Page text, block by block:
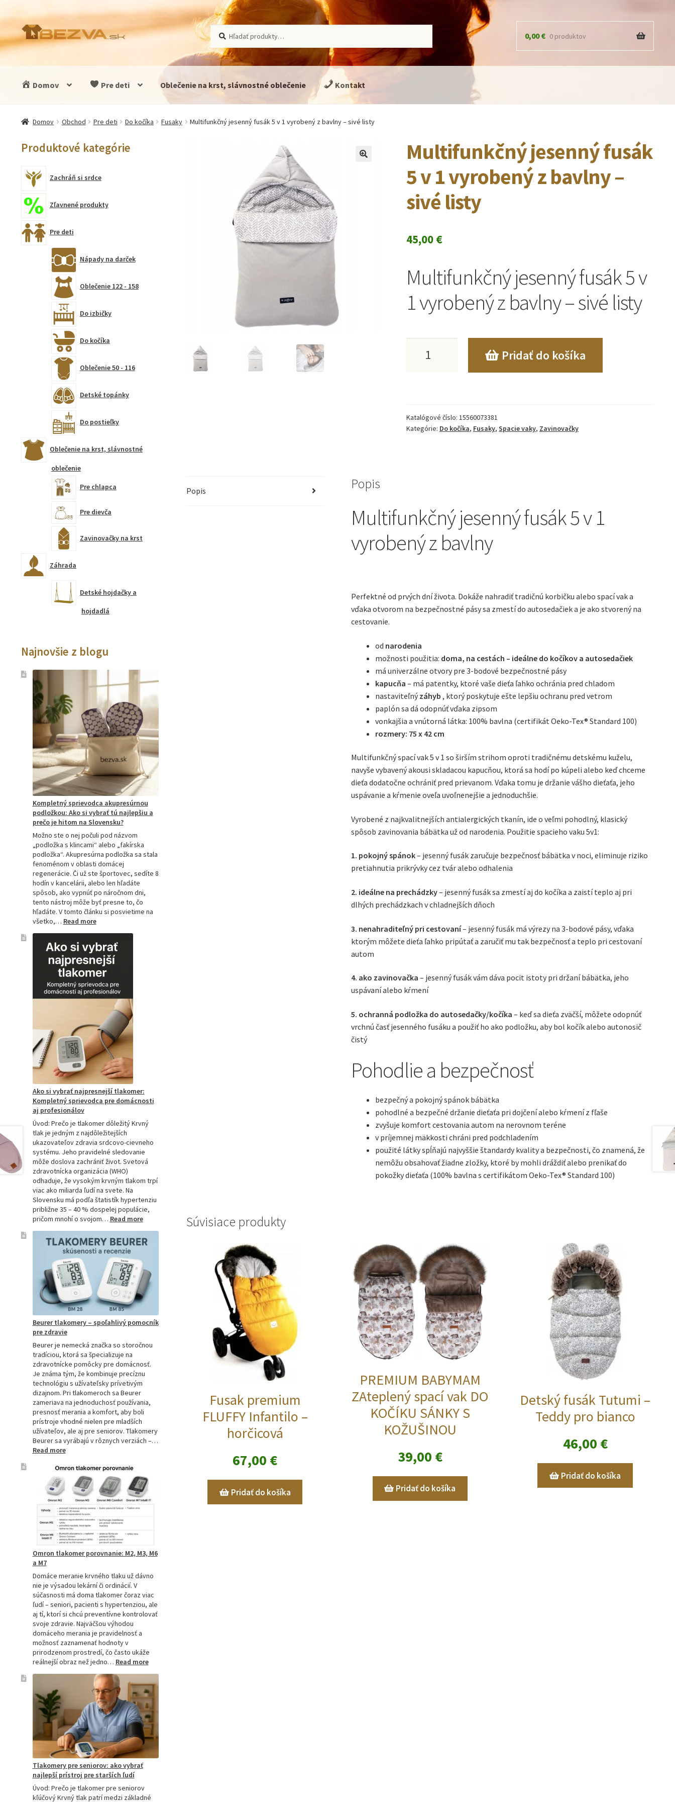
Preskočiť
na
navigáciu
Preskočiť
na
obsah
Hľadať:
Vyhľadávanie
0,00€ 0 produktov
Domov Pre deti Oblečenie na krst, slávnostné oblečenie Kontakt
Domov Obchod Pre deti Do kočíka Fusaky Multifunkčný jesenný fusák 5 v 1 vyrobený z bavlny – sivé listy
Multifunkčný jesenný fusák
5 v 1 vyrobený z bavlny –
sivé listy
45,00 €
Multifunkčný jesenný fusák 5 v
1 vyrobený z bavlny – sivé listy
množstvo
5
bavlny
-
sivé
Pridať do košíka
Katalógové číslo: 15560073381
Kategórie: Do kočíka, Fusaky, Spacie vaky, Zavinovačky
Popis Popis
Multifunkčný jesenný fusák 5 v 1
vyrobený z bavlny
Perfektné od prvých dní života. Dokáže nahradiť tradičnú korbičku alebo spací vak a
vďaka otvorom na bezpečnostné pásy sa zmestí do autosedačiek a je ako stvorený na
cestovanie.
od narodenia
možnosti použitia: doma, na cestách – ideálne do kočíkov a autosedačiek
má univerzálne otvory pre 3-bodové bezpečnostné pásy
kapucňa – má patentky, ktoré vaše dieťa ľahko ochránia pred chladom
nastaviteľný záhyb , ktorý poskytuje ešte lepšiu ochranu pred vetrom
paplón sa dá odopnúť vďaka zipsom
vonkajšia a vnútorná látka: 100% bavlna (certifikát Oeko-Tex® Standard 100)
rozmery: 75 x 42 cm
Multifunkčný spací vak 5 v 1 so širším strihom oproti tradičnému detskému kuželu,
navyše vybavený akousi skladacou kapucňou, ktorá sa hodí po kúpeli alebo keď chceme
dieťa dodatočne ochrániť pred prievanom. Vďaka tomu je držanie vášho dieťaťa, jeho
uspávanie a kŕmenie oveľa uvoľnenejšie a jednoduchšie.
Vyrobené z najkvalitnejších antialergických tkanín, ide o veľmi pohodlný, klasický
spôsob zavinovania bábätka už od narodenia. Použitie spacieho vaku 5v1:
1. pokojný spánok– jesenný fusák zaručuje bezpečnosť bábätka v noci, eliminuje riziko
pretiahnutia prikrývky cez tvár alebo odhalenia
2. ideálne na prechádzky– jesenný fusák sa zmestí aj do kočíka a zaistí teplo aj pri
dlhých prechádzkach v chladnejších dňoch
3. nenahraditeľný pri cestovaní– jesenný fusák má výrezy na 3-bodové pásy, vďaka
ktorým môžete dieťa ľahko pripútať a zaručiť mu tak bezpečnosť a teplo pri cestovaní
autom
4. ako zavinovačka – jesenný fusák vám dáva pocit istoty pri držaní bábätka, jeho
uspávaní alebo kŕmení
5. ochranná podložka do autosedačky/kočíka – keď sa dieťa zväčší, môžete odopnúť
vrchnú časť jesenného fusáku a použiť ho ako podložku, aby bol kočík alebo autonosič
čistý
Pohodlie a bezpečnosť
bezpečný a pokojný spánok bábätka
pohodlné a bezpečné držanie dieťaťa pri dojčení alebo kŕmení z fľaše
zvyšuje komfort cestovania autom na nerovnom teréne
v príjemnej mäkkosti chráni pred podchladením
použité látky spĺňajú najvyššie štandardy kvality a bezpečnosti, čo znamená, že
nemôžu obsahovať žiadne zložky, ktoré by mohli dráždiť alebo prenikať do
pokožky dieťaťa (100% bavlna s certifikátom Oeko-Tex® Standard 100)
Súvisiace produkty
Fusak premium
FLUFFY Infantilo –
horčicová
67,00 €
Pridať do košíka
PREMIUM BABYMAM
ZAteplený spací vak DO
KOČÍKU SÁNKY S
KOŽUŠINOU
39,00 €
Pridať do košíka
Detský fusák Tutumi –
Teddy pro bianco
46,00 €
Pridať do košíka
Produktové kategórie
Zachráň si srdce
Zľavnené produkty
Pre deti
Nápady na darček
Oblečenie 122 - 158
Do izbičky
Do kočíka
Oblečenie 50 - 116
Detské topánky
Do postieľky
Oblečenie na krst, slávnostné
oblečenie
Pre chlapca
Pre dievča
Zavinovačky na krst
Záhrada
Detské hojdačky a
hojdadlá
Najnovšie z blogu
Kompletný sprievodca akupresúrnou
podložkou: Ako si vybrať tú najlepšiu a
prečo je hitom na Slovensku?
Možno ste o nej počuli pod názvom
„podložka s klincami“ alebo „fakírska
podložka“. Akupresúrna podložka sa stala
fenoménom v oblasti domácej
regenerácie. Či už ste športovec, sedíte 8
hodín v kancelárii, alebo len hľadáte
spôsob, ako vypnúť po náročnom dni,
tento nástroj môže byť presne to, čo
hľadáte. V tomto článku si posvietime na
všetko,… Read more:
akupresúrnou
podložkou:
Ako
si
vybrať
tú
najlepšiu
prečo
je
hitom
na
Slovensku?
Ako si vybrať najpresnejší tlakomer:
Kompletný sprievodca pre domácnosti
aj profesionálov
Úvod: Prečo je tlakomer dôležitý Krvný
tlak je jedným z najdôležitejších
ukazovateľov zdravia srdcovo-cievneho
systému. Jeho pravidelné sledovanie
môže doslova zachrániť život. Svetová
zdravotnícka organizácia (WHO)
odhaduje, že vysokým krvným tlakom trpí
viac ako miliarda ľudí na svete. Na
Slovensku má podľa štatistík hypertenziu
približne 35 – 40 % dospelej populácie,
pričom mnohí o svojom… Read more:
si
vybrať
tlakomer:
Kompletný
sprievodca
pre
domácnosti
aj
profesionálov
Beurer tlakomery – spoľahlivý pomocník
pre zdravie
Beurer je nemecká značka so storočnou
tradíciou, ktorá sa špecializuje na
zdravotnícke pomôcky pre domácnosť.
Je známa tým, že kombinuje precíznu
technológiu s užívateľsky prívetivým
dizajnom. Pri tlakomeroch sa Beurer
zameriava na jednoduchosť používania,
presnosť merania a komfort, aby boli
prístroje vhodné nielen pre mladších
užívateľov, ale aj pre seniorov. Tlakomery
Beurer sa vyrábajú v rôznych verziách –…
Read more:
tlakomery
spoľahlivý
pomocník
pre
zdravie
Omron tlakomer porovnanie: M2, M3, M6
a M7
Domáce meranie krvného tlaku už dávno
nie je výsadou lekární či ordinácií. V
súčasnosti má doma tlakomer čoraz viac
ľudí – seniori, pacienti s hypertenziou, ale
aj tí, ktorí si chcú preventívne kontrolovať
svoje zdravie. Najväčšou výhodou
domáceho merania je pravidelnosť a
možnosť zaznamenať hodnoty v
prirodzenom prostredí, čo často ukáže
reálnejší obraz než jedno… Read more:
porovnanie:
M2,
M3,
M6
a
M7
Tlakomery pre seniorov: ako vybrať
najlepší prístroj pre starších ľudí
Úvod: Prečo je tlakomer pre seniorov
kľúčový Krvný tlak patrí medzi základné